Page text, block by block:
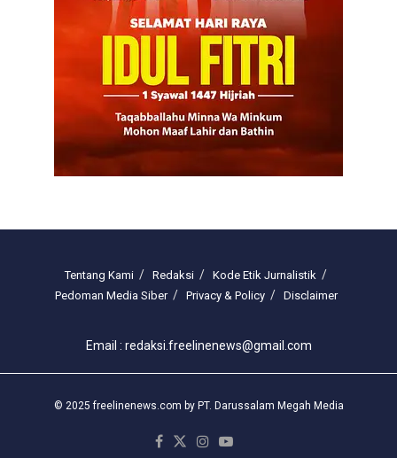
Tentang Kami Redaksi
Kode Etik Jurnalistik
Pedoman Media Siber
Privacy & Policy Disclaimer
Email : redaksi.freelinenews@gmail.com
© 2025 freelinenews.com by PT. Darussalam Megah Media